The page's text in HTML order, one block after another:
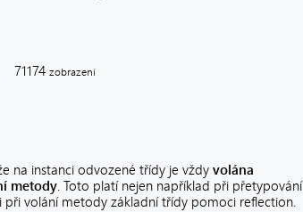
zobrazení
na instanci odvozené třídy je vždy volána
metody. Toto platí nejen například při přetypování
volání metody základní třídy pomoci reflection.